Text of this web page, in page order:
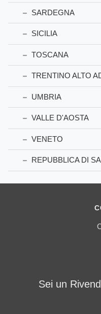
SARDEGNA
SICILIA
TOSCANA
TRENTINO ALTO
UMBRIA
VALLE D'AOSTA
VENETO
REPUBBLICA DI
Sei un